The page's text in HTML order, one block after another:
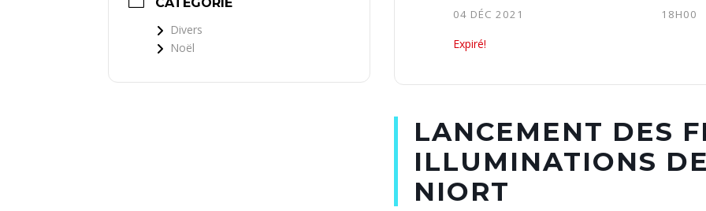
Divers
Noël
04 DÉC 2021
Expiré!
18H00
LANCEMENT DES
ILLUMINATIONS
NIORT